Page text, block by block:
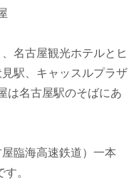
名古屋観光ホテルとヒ
駅、キャッスルプラザ
は名古屋駅のそばにあ
臨海高速鉄道）一本
。